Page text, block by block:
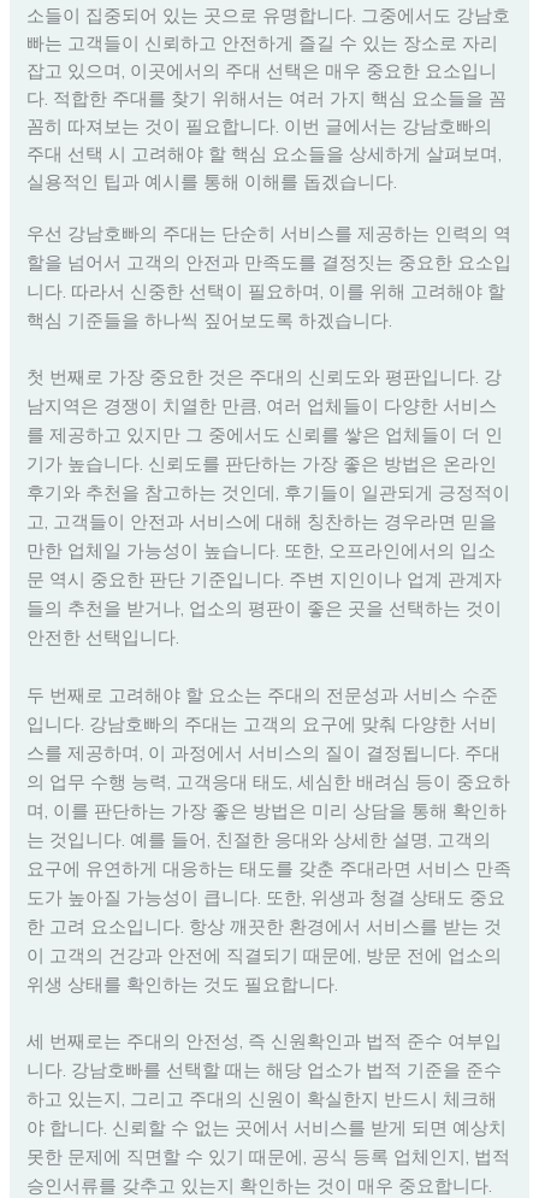
소들이 집중되어 있는 곳으로 유명합니다. 그중에서도 강남호
빠는 고객들이 신뢰하고 안전하게 즐길 수 있는 장소로 자리
잡고 있으며, 이곳에서의 주대 선택은 매우 중요한 요소입니
다. 적합한 주대를 찾기 위해서는 여러 가지 핵심 요소들을 꼼
꼼히 따져보는 것이 필요합니다. 이번 글에서는 강남호빠의
주대 선택 시 고려해야 할 핵심 요소들을 상세하게 살펴보며,
실용적인 팁과 예시를 통해 이해를 돕겠습니다.
우선 강남호빠의 주대는 단순히 서비스를 제공하는 인력의 역
할을 넘어서 고객의 안전과 만족도를 결정짓는 중요한 요소입
니다. 따라서 신중한 선택이 필요하며, 이를 위해 고려해야 할
핵심 기준들을 하나씩 짚어보도록 하겠습니다.
첫 번째로 가장 중요한 것은 주대의 신뢰도와 평판입니다. 강
남지역은 경쟁이 치열한 만큼, 여러 업체들이 다양한 서비스
를 제공하고 있지만 그 중에서도 신뢰를 쌓은 업체들이 더 인
기가 높습니다. 신뢰도를 판단하는 가장 좋은 방법은 온라인
후기와 추천을 참고하는 것인데, 후기들이 일관되게 긍정적이
고, 고객들이 안전과 서비스에 대해 칭찬하는 경우라면 믿을
만한 업체일 가능성이 높습니다. 또한, 오프라인에서의 입소
문 역시 중요한 판단 기준입니다. 주변 지인이나 업계 관계자
들의 추천을 받거나, 업소의 평판이 좋은 곳을 선택하는 것이
안전한 선택입니다.
두 번째로 고려해야 할 요소는 주대의 전문성과 서비스 수준
입니다. 강남호빠의 주대는 고객의 요구에 맞춰 다양한 서비
스를 제공하며, 이 과정에서 서비스의 질이 결정됩니다. 주대
의 업무 수행 능력, 고객응대 태도, 세심한 배려심 등이 중요하
며, 이를 판단하는 가장 좋은 방법은 미리 상담을 통해 확인하
는 것입니다. 예를 들어, 친절한 응대와 상세한 설명, 고객의
요구에 유연하게 대응하는 태도를 갖춘 주대라면 서비스 만족
도가 높아질 가능성이 큽니다. 또한, 위생과 청결 상태도 중요
한 고려 요소입니다. 항상 깨끗한 환경에서 서비스를 받는 것
이 고객의 건강과 안전에 직결되기 때문에, 방문 전에 업소의
위생 상태를 확인하는 것도 필요합니다.
세 번째로는 주대의 안전성, 즉 신원확인과 법적 준수 여부입
니다. 강남호빠를 선택할 때는 해당 업소가 법적 기준을 준수
하고 있는지, 그리고 주대의 신원이 확실한지 반드시 체크해
야 합니다. 신뢰할 수 없는 곳에서 서비스를 받게 되면 예상치
못한 문제에 직면할 수 있기 때문에, 공식 등록 업체인지, 법적
승인서류를 갖추고 있는지 확인하는 것이 매우 중요합니다.